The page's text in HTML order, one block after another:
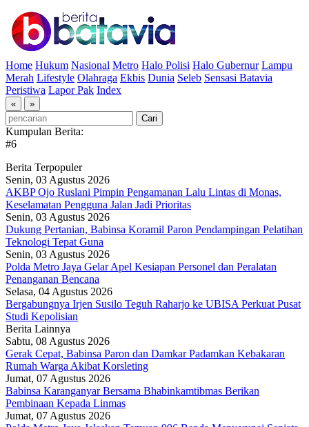
Home Hukum Nasional Metro Halo Polisi Halo Gubernur Lampu
Merah Lifestyle Olahraga Ekbis Dunia Seleb Sensasi Batavia
Peristiwa Lapor Pak Index
« »
Kumpulan Berita:
#6
Berita Terpopuler
Senin, 03 Agustus 2026
AKBP Ojo Ruslani Pimpin Pengamanan Lalu Lintas di Monas,
Keselamatan Pengguna Jalan Jadi Prioritas
Senin, 03 Agustus 2026
Dukung Pertanian, Babinsa Koramil Paron Pendampingan Pelatihan
Teknologi Tepat Guna
Senin, 03 Agustus 2026
Polda Metro Jaya Gelar Apel Kesiapan Personel dan Peralatan
Penanganan Bencana
Selasa, 04 Agustus 2026
Bergabungnya Irjen Susilo Teguh Raharjo ke UBISA Perkuat Pusat
Studi Kepolisian
Berita Lainnya
Sabtu, 08 Agustus 2026
Gerak Cepat, Babinsa Paron dan Damkar Padamkan Kebakaran
Rumah Warga Akibat Korsleting
Jumat, 07 Agustus 2026
Babinsa Karanganyar Bersama Bhabinkamtibmas Berikan
Pembinaan Kepada Linmas
Jumat, 07 Agustus 2026